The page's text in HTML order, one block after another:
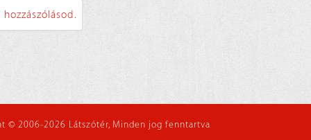
© 2006-2026 Látszótér, Minden jog fenntartva